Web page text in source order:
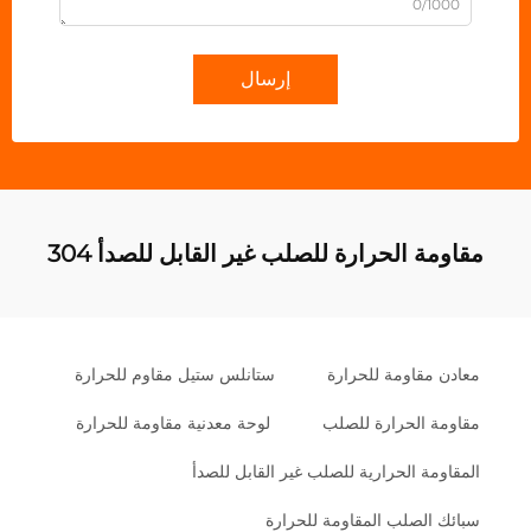
0/1000
إرسال
مقاومة الحرارة للصلب غير القابل للصدأ 304
معادن مقاومة للحرارة ستانلس ستيل مقاوم للحرارة
مقاومة الحرارة للصلب لوحة معدنية مقاومة للحرارة
المقاومة الحرارية للصلب غير القابل للصدأ
سبائك الصلب المقاومة للحرارة